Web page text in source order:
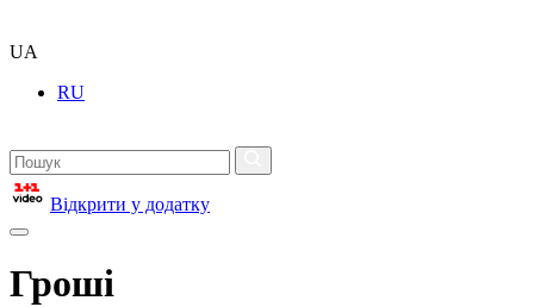
UA
RU
Відкрити у додатку
Гроші